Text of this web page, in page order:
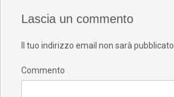
Lascia un commento
Il tuo indirizzo email non sarà pubblicato.
Commento